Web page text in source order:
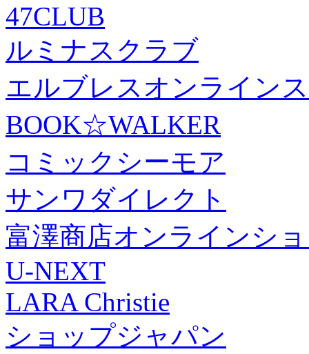
47CLUB
ルミナスクラブ
エルブレスオンライン
BOOK☆WALKER
コミックシーモア
サンワダイレクト
富澤商店オンラインシ
U-NEXT
LARA Christie
ショップジャパン